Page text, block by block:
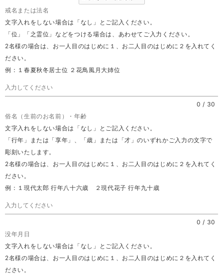
戒名または法名
文字入れをしない場合は「なし」とご記入ください。
「位」「之霊位」などをつける場合は、あわせてご入力ください。
2名様の場合は、お一人目のはじめに１、お二人目のはじめに２を入れてく
ださい。
例：１春夏秋冬居士位 ２花鳥風月大姉位
0 / 30
俗名（生前のお名前）・年齢
文字入れをしない場合は「なし」とご記入ください。
「行年」または「享年」、「歳」または「才」のいずれかご入力の文字で
彫刻いたします。
2名様の場合は、お一人目のはじめに１、お二人目のはじめに２を入れてく
ださい。
例：１現代太郎 行年八十六歳 ２現代花子 行年九十歳
0 / 30
没年月日
文字入れをしない場合は「なし」とご記入ください。
2名様の場合は、お一人目のはじめに１、お二人目のはじめに２を入れてく
ださい。